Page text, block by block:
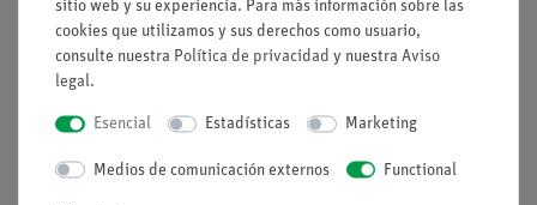
Principios de la termodinámica
Entalpía libre molar parcial (potencial químico)
Equilibrio entre fases
Ecuación de distribución de Nernst
Ley de Lambert-Beer
sitio web y su experiencia. Para más información sobre las
cookies que utilizamos y sus derechos como usuario,
consulte nuestra Política de privacidad y nuestra Aviso
legal.
Esencial Estadísticas Marketing
Medios de comunicación externos Functional